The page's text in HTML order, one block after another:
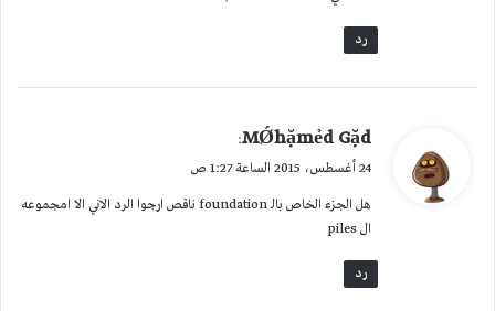
رد
ي
ل
MǾhặmẻd Gặd
:
24 أغسطس، 2015 الساعة 1:27 ص
هل الجزء الخاص بالـ foundation ناقص ارجوا الرد الاني الا امجموعه
ال piles
رد